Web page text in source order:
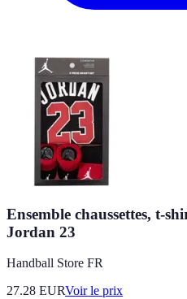
Ensemble chaussettes, t-
Jordan 23
Handball Store FR
27.28 EURVoir le prix